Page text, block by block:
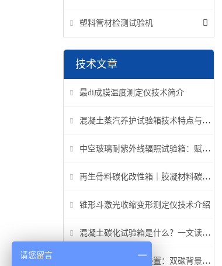
塑料管材检测试验机
技术文章
最di成膜温度测定仪技术简介
混凝土蒸汽养护试验箱技术特点与应用解析
中空玻璃耐紫外线辐照试验箱：赋能建筑玻璃质量检测新标准
再生骨料碳化改性箱｜胶凝材料碳化机理研究专用设备
锥形斗激光收缩变形测定仪技术介绍
混凝土碳化试验箱是什么？一文读懂它的功能、原理与标准要求
高温高压碳化试验装置：双碳背景下胶凝材料研究核心装备
请您留言